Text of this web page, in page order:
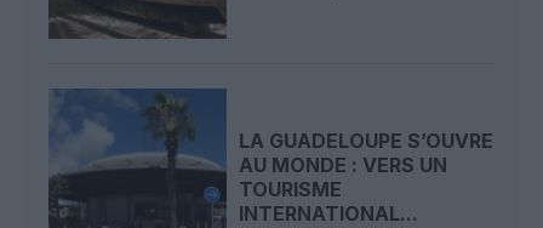
LA GUADELOUPE S’OUVRE
AU MONDE : VERS UN
TOURISME
INTERNATIONAL...